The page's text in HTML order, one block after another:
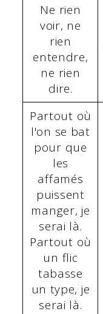
Ne rien
voir, ne
rien
entendre,
ne rien
dire.
Partout où
l'on se bat
pour que
les
affamés
puissent
manger, je
serai là.
Partout où
un flic
tabasse
un type, je
serai là.